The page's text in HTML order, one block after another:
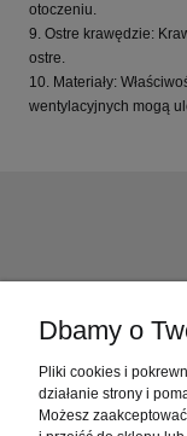
otoczeniu.
9. Ostre krawędzie:
ostre.
10. Materiały:
wentylacyjnych mogą
Dbamy o
Pliki cookies i
działanie strony i
Możesz